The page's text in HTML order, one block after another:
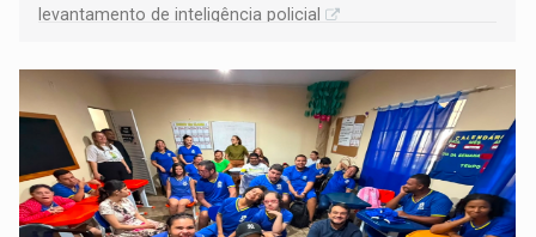
levantamento de inteligência policial